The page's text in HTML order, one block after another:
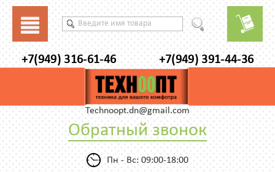
+7(949) 316-61-46 +7(949) 391-44-36
Technoopt.dn@gmail.com
Обратный звонок
Пн - Вс: 09:00-18:00